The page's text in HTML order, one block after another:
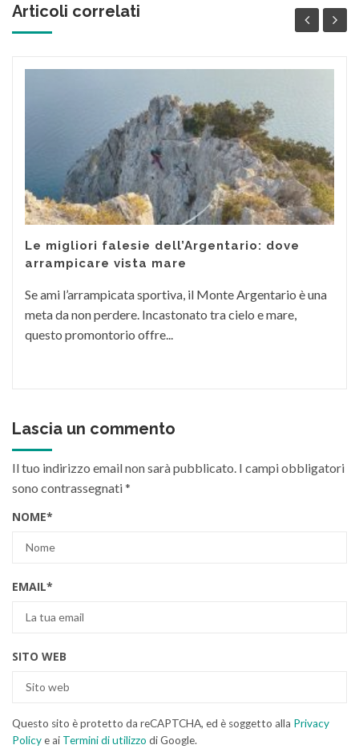
Articoli correlati
Le migliori falesie dell’Argentario: dove
arrampicare vista mare
Se ami l’arrampicata sportiva, il Monte Argentario è una
meta da non perdere. Incastonato tra cielo e mare,
questo promontorio offre...
Lascia un commento
Il tuo indirizzo email non sarà pubblicato. I campi obbligatori
sono contrassegnati*
NOME*
EMAIL*
SITO WEB
Questo sito è protetto da reCAPTCHA, ed è soggetto alla Privacy
Policye ai Termini di utilizzo di Google.